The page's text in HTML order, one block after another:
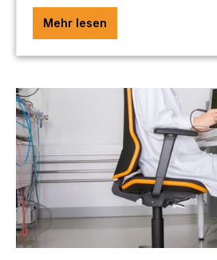
Mehr lesen